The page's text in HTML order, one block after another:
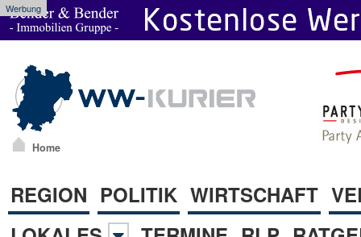
Werbung
Home
REGION POLITIK WIRTSCHAFT